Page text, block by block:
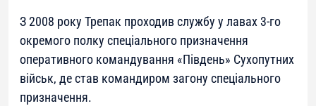
З 2008 року Трепак проходив службу у лавах 3-го
окремого полку спеціального призначення
оперативного командування «Південь» Сухопутних
військ, де став командиром загону спеціального
призначення.